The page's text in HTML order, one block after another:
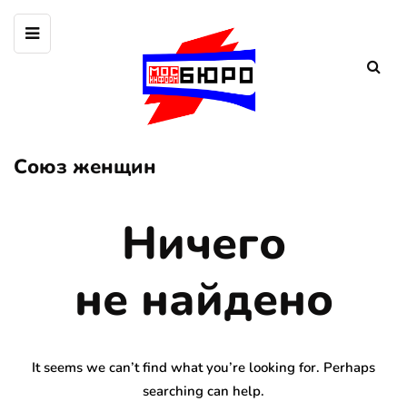
Союз женщин
Ничего
не найдено
It seems we can’t find what you’re looking for. Perhaps
searching can help.